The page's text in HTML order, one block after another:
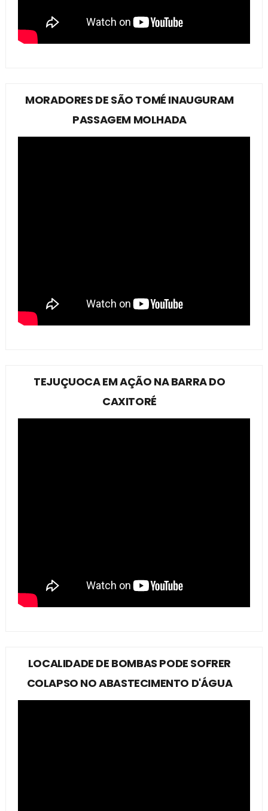
MORADORES DE SÃO TOMÉ INAUGURAM
PASSAGEM MOLHADA
TEJUÇUOCA EM AÇÃO NA BARRA DO
CAXITORÉ
LOCALIDADE DE BOMBAS PODE SOFRER
COLAPSO NO ABASTECIMENTO D'ÁGUA